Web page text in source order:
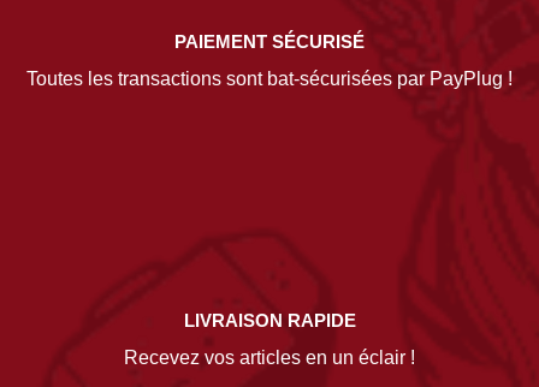
PAIEMENT SÉCURISÉ
Toutes les transactions sont bat-sécurisées par PayPlug !
LIVRAISON RAPIDE
Recevez vos articles en un éclair !